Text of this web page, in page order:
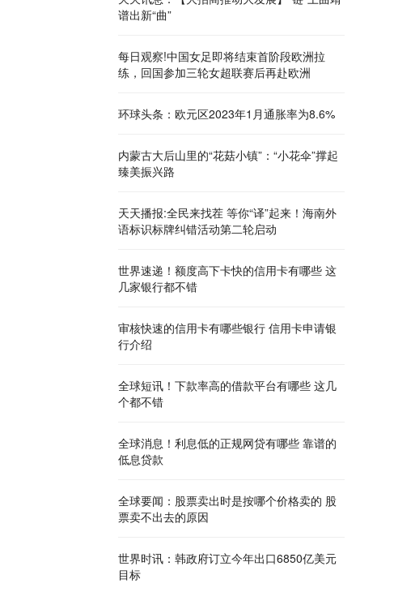
谱出新“曲”
每日观察!中国女足即将结束首阶段欧洲拉
练，回国参加三轮女超联赛后再赴欧洲
环球头条：欧元区2023年1月通胀率为8.6%
内蒙古大后山里的“花菇小镇”：“小花伞”撑起
臻美振兴路
天天播报:全民来找茬 等你“译”起来！海南外
语标识标牌纠错活动第二轮启动
世界速递！额度高下卡快的信用卡有哪些 这
几家银行都不错
审核快速的信用卡有哪些银行 信用卡申请银
行介绍
全球短讯！下款率高的借款平台有哪些 这几
个都不错
全球消息！利息低的正规网贷有哪些 靠谱的
低息贷款
全球要闻：股票卖出时是按哪个价格卖的 股
票卖不出去的原因
世界时讯：韩政府订立今年出口6850亿美元
目标